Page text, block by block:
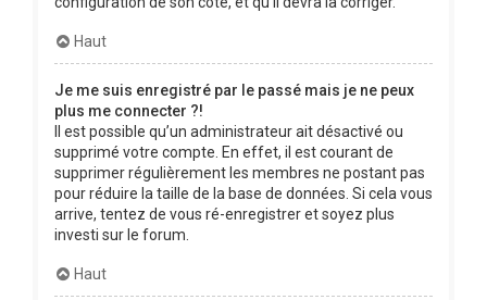
Haut
Je me suis enregistré par le passé mais je ne peux
plus me connecter ?!
Il est possible qu’un administrateur ait désactivé ou
supprimé votre compte. En effet, il est courant de
supprimer régulièrement les membres ne postant pas
pour réduire la taille de la base de données. Si cela vous
arrive, tentez de vous ré-enregistrer et soyez plus
investi sur le forum.
Haut